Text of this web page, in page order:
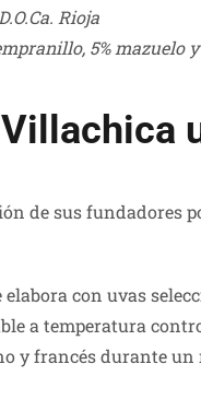
Rioja
5% mazuelo
de sus fundadores
elabora con uvas
a temperatura
y francés durante